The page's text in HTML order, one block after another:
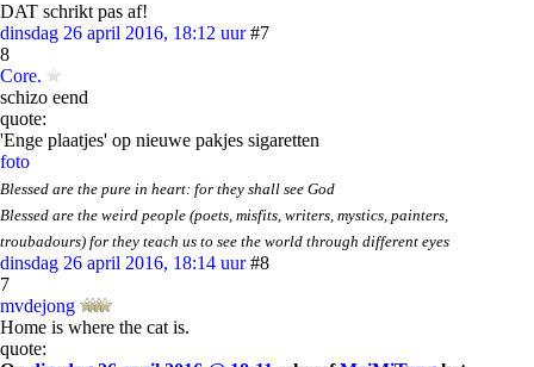
DAT schrikt pas af!
dinsdag 26 april 2016, 18:12 uur #7
8
Core.
schizo eend
quote:
'Enge plaatjes' op nieuwe pakjes sigaretten
foto
Blessed are the pure in heart: for they shall see God
Blessed are the weird people (poets, misfits, writers, mystics, painters,
troubadours) for they teach us to see the world through different eyes
dinsdag 26 april 2016, 18:14 uur #8
7
mvdejong
Home is where the cat is.
quote: